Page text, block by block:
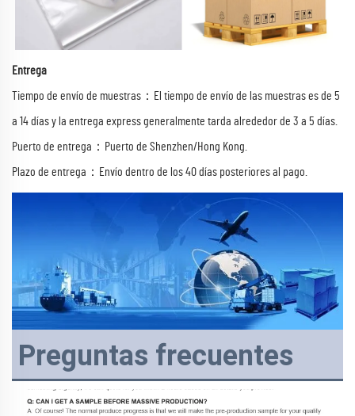
Entrega
Tiempo de envío de muestras：El tiempo de envío de las muestras es de 5
a 14 días y la entrega express generalmente tarda alrededor de 3 a 5 días.
Puerto de entrega：Puerto de Shenzhen/Hong Kong.
Plazo de entrega：Envío dentro de los 40 días posteriores al pago.
Preguntas frecuentes